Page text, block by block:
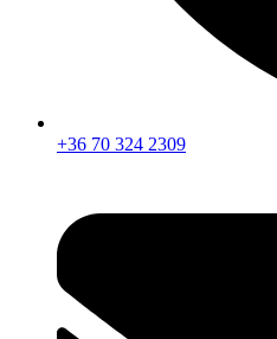
+36 70 324 2309